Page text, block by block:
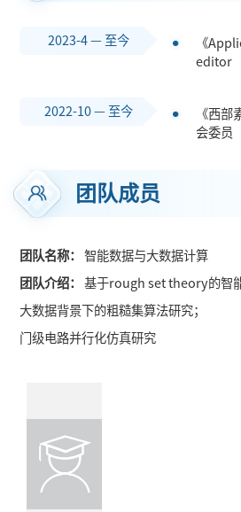
2023-4 — 至今
《
editor
2022-10 — 至今
《西部
会委员
团队成员
团队名称： 智能数据与大数据计算
团队介绍： 基于rough set theory的智
大数据背景下的粗糙集算法研究；
门级电路并行化仿真研究